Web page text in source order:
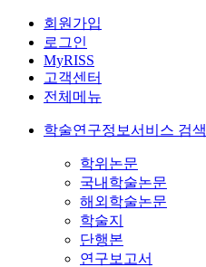
회원가입
로그인
MyRISS
고객센터
전체메뉴
학술연구정보서비스 검색
학위논문
국내학술논문
해외학술논문
학술지
단행본
연구보고서